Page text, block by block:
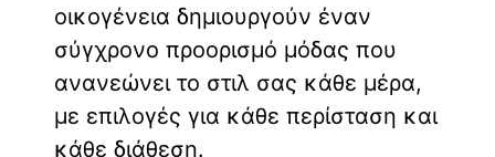
οικογένεια δημιουργούν έναν
σύγχρονο προορισμό μόδας που
ανανεώνει το στιλ σας κάθε μέρα,
με επιλογές για κάθε περίσταση και
κάθε διάθεση.